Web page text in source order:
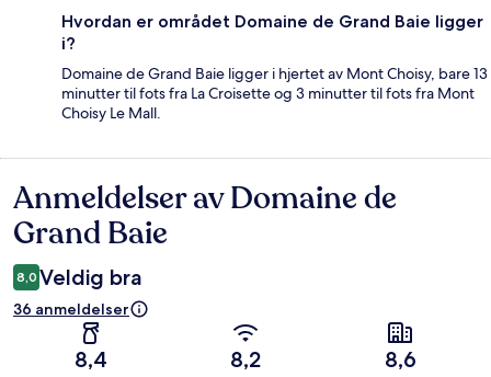
Hvordan er området Domaine de Grand Baie ligger
i?
Domaine de Grand Baie ligger i hjertet av Mont Choisy, bare 13
minutter til fots fra La Croisette og 3 minutter til fots fra Mont
Choisy Le Mall.
Anmeldelser
Anmeldelser av Domaine de
Grand Baie
8,0 Veldig bra
36 anmeldelser
8,4 8,2 8,6